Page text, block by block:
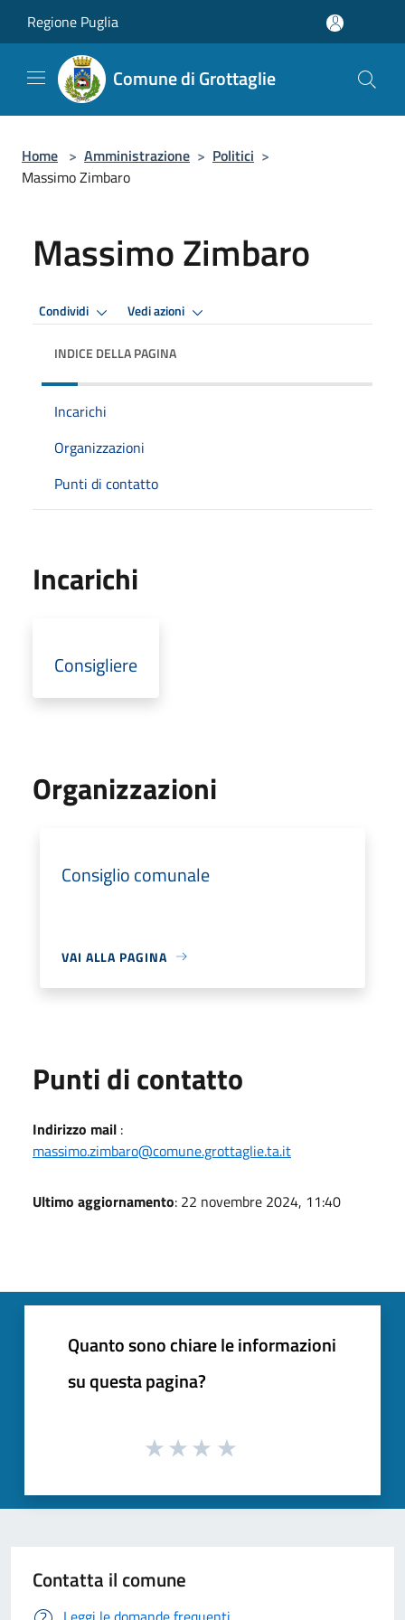
Regione Puglia
Comune di Grottaglie
Home > Amministrazione > Politici >
Massimo Zimbaro
Massimo Zimbaro
Condividi Vedi azioni
INDICE DELLA PAGINA
Incarichi
Organizzazioni
Punti di contatto
Incarichi
Consigliere
Organizzazioni
Consiglio comunale
VAI ALLA PAGINA
Punti di contatto
Indirizzo mail :
massimo.zimbaro@comune.grottaglie.ta.it
Ultimo aggiornamento: 22 novembre 2024, 11:40
Quanto sono chiare le informazioni
su questa pagina?
Contatta il comune